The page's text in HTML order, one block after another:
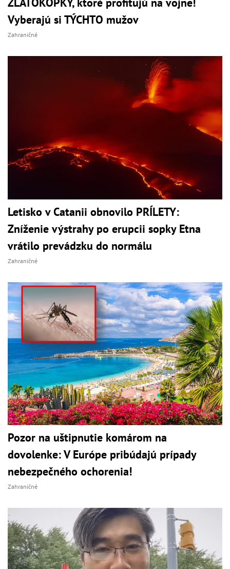
Vyberajú si TÝCHTO mužov
Zahraničné
Letisko v Catanii obnovilo PRÍLETY:
Zníženie výstrahy po erupcii sopky Etna
vrátilo prevádzku do normálu
Zahraničné
Pozor na uštipnutie komárom na
dovolenke: V Európe pribúdajú prípady
nebezpečného ochorenia!
Zahraničné